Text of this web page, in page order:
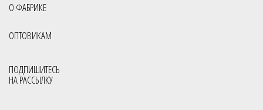
Сумки производство Россия
Сумки фабрики S.Lavia
О ФАБРИКЕ
ОПТОВИКАМ
ПОДПИШИТЕСЬ
НА РАССЫЛКУ